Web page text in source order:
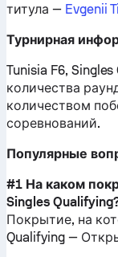
титула — Evgenii
Турнирная
Tunisia F6,
количества
количеством
соревнований.
Популярные
#1 На каком
Singles
Покрытие, на
Qualifying —